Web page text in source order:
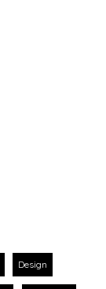
Design